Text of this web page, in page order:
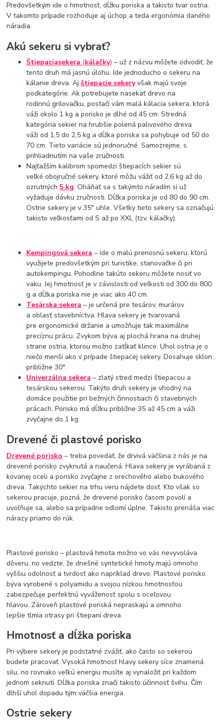
Predovšetkým ide o hmotnosť, dĺžku poriska a takisto tvar ostria.
V takomto prípade rozhoduje aj úchop a teda ergonómia daného
náradia.
Akú sekeru si vybrať?
Štiepaciasekera (kálačky) – už z názvu môžete odvodiť, že
tento druh má jasnú úlohu. Ide jednoducho o sekeru na
kálanie dreva. Ajštiepacie sekeryvšak majú svoje
podkategórie. Ak potrebujete nasekať drevo na
rodinnú grilovačku, postačí vám malá kálacia sekera, ktorá
váži okolo 1 kg a porisko je dlhé od 45 cm. Stredná
kategória sekier na hrubšie polená palivového dreva
váži od 1,5 do 2,5 kg a dĺžka poriska sa pohybuje od 50 do
70 cm. Tieto variácie sú jednoručné. Samozrejme, s
prihliadnutím na vaše zručnosti.
Najťažším kalibrom spomedzi štiepacích sekier sú
veľké obojručné sekery, ktoré môžu vážiť od 2,6 kg až do
ozrutných 5 kg. Oháňať sa s takýmto náradím si už
vyžaduje dávku zručnosti. Dĺžka poriska je od 80 do 90 cm.
Ostrie sekery je v 35° uhle. Všetky tieto sekery sa označujú
takisto veľkosťami od S až po XXL (tzv. kálačky).
Kempingová sekera – ide o malú prenosnú sekeru, ktorú
využijete predovšetkým pri turistike, stanovačke či pri
autokempingu. Pohodlne takúto sekeru môžete nosiť vo
vaku. Jej hmotnosť je v závislosti od veľkosti od 300 do 800
g a dĺžka poriska nie je viac ako 40 cm.
Tesárska sekera – je určená pre tesárov, murárov
a oblasť stavebníctva. Hlava sekery je tvarovaná
pre ergonomické držanie a umožňuje tak maximálne
precíznu prácu. Zvykom býva aj plochá hrana na druhej
strane ostria, ktorou možno zatĺkať klince. Uhol ostria je o
niečo menší ako v prípade štiepacej sekery. Dosahuje sklon
približne 30°.
Univerzálna sekera – zlatý stred medzi štiepacou a
tesárskou sekerou. Takýto druh sekery je vhodný na
domáce použitie pri bežných činnostiach či stavebných
prácach. Porisko má dĺžku približne 35 až 45 cm a váži
zvyčajne do 1 kg.
Drevené či plastové porisko
Drevené porisko – treba povedať, že drvivá väčšina z nás je na
drevené porisko zvyknutá a naučená. Hlava sekery je vyrábaná z
kovanej oceli a porisko zvyčajne z orechového alebo bukového
dreva. Takýchto sekier na trhu veru nájdete dosť. Kto však so
sekerou pracuje, pozná, že drevené porisko časom povolí a
uvoľňuje sa, alebo sa prípadne odlomí úplne. Takisto prenáša viac
nárazy priamo do rúk.
Plastové porisko – plastová hmota možno vo vás nevyvoláva
dôveru, no vedzte, že dnešné syntetické hmoty majú omnoho
vyššiu odolnosť a tvrdosť ako napríklad drevo. Plastové porisko
býva vyrobené s polyamidu a svojou nízkou hmotnosťou
zabezpečuje perfektnú vyváženosť spolu s oceľovou
hlavou. Zároveň plastové poriská nepraskajú a omnoho
lepšie tlmia otrasy pri štiepaní dreva.
Hmotnosť a dĺžka poriska
Pri výbere sekery je podstatné zvážiť, ako často so sekerou
budete pracovať. Vysoká hmotnosť hlavy sekery síce znamená
silu, no rovnako veľkú energiu musíte aj vynaložiť pri každom
jednom seknutí. Dĺžka poriska značí takisto účinnosť švihu. Čím
dlhší uhol dopadu tým väčšia energia.
Ostrie sekery